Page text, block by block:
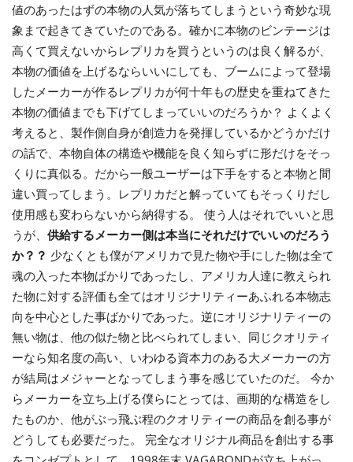
値のあったはずの本物の人気が落ちてしまうという奇妙な現
象まで起きてきていたのである。確かに本物のビンテージは
高くて買えないからレプリカを買うというのは良く解るが、
本物の価値を上げるならいいにしても、ブームによって登場
したメーカーが作るレプリカが何十年もの歴史を重ねてきた
本物の価値までも下げてしまっていいのだろうか？ よくよく
考えると、製作側自身が創造力を発揮しているかどうかだけ
の話で、本物自体の構造や機能を良く知らずに形だけをそっ
くりに真似る。だから一般ユーザーは下手をすると本物と間
違い買ってしまう。レプリカだと解っていてもそっくりだし
使用感も変わらないから納得する。 使う人はそれでいいと思
うが、 供給するメーカー側は本当にそれだけでいいのだろう
か？？ 少なくとも僕がアメリカで見た物や手にした物は全て
魂の入った本物ばかりであったし、アメリカ人達に教えられ
た物に対する評価も全てはオリジナリティーあふれる本物志
向を中心とした事ばかりであった。逆にオリジナリティーの
無い物は、他の似た物と比べられてしまい、同じクオリティ
ーなら知名度の高い、いわゆる資本力のある大メーカーの方
が結局はメジャーとなってしまう事を感じていたのだ。 今か
らメーカーを立ち上げる僕らにとっては、画期的な構造をし
たものか、他がぶっ飛ぶ程のクオリティーの商品を創る事が
どうしても必要だった。 完全なオリジナル商品を創出する事